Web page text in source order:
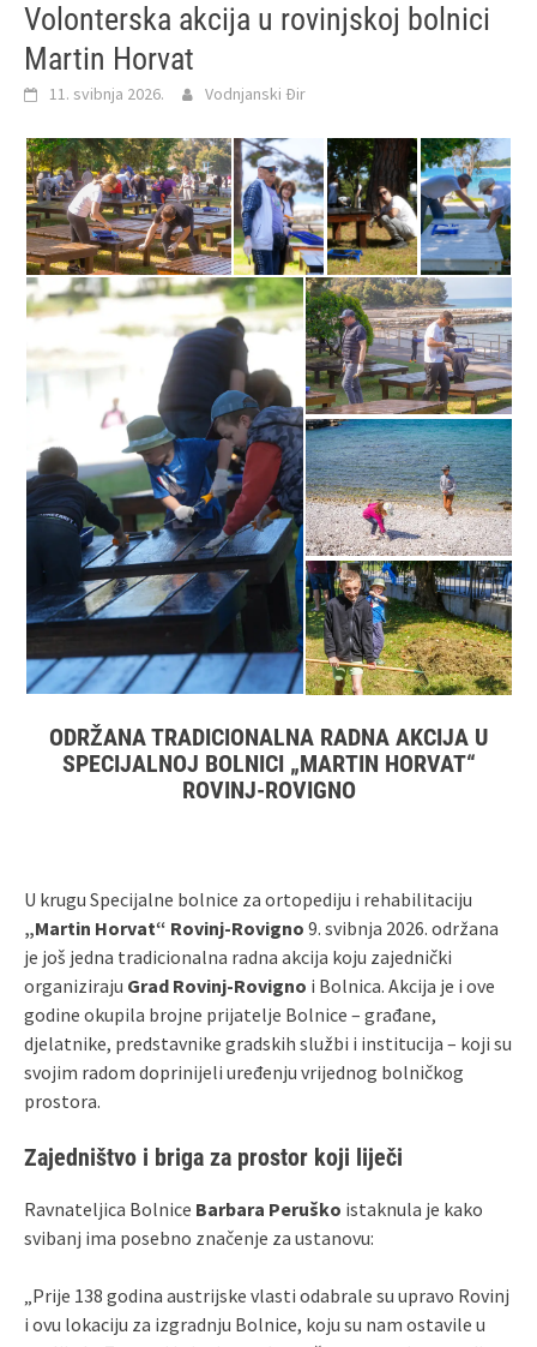
Volonterska akcija u rovinjskoj bolnici
Martin Horvat
11. svibnja 2026. Vodnjanski Đir
ODRŽANA TRADICIONALNA RADNA AKCIJA U
SPECIJALNOJ BOLNICI „MARTIN HORVAT“
ROVINJ‑ROVIGNO
U krugu Specijalne bolnice za ortopediju i rehabilitaciju
„Martin Horvat“ Rovinj‑Rovigno 9. svibnja 2026. održana
je još jedna tradicionalna radna akcija koju zajednički
organiziraju Grad Rovinj‑Rovigno i Bolnica. Akcija je i ove
godine okupila brojne prijatelje Bolnice – građane,
djelatnike, predstavnike gradskih službi i institucija – koji su
svojim radom doprinijeli uređenju vrijednog bolničkog
prostora.
Zajedništvo i briga za prostor koji liječi
Ravnateljica Bolnice Barbara Peruško istaknula je kako
svibanj ima posebno značenje za ustanovu:
„Prije 138 godina austrijske vlasti odabrale su upravo Rovinj
i ovu lokaciju za izgradnju Bolnice, koju su nam ostavile u